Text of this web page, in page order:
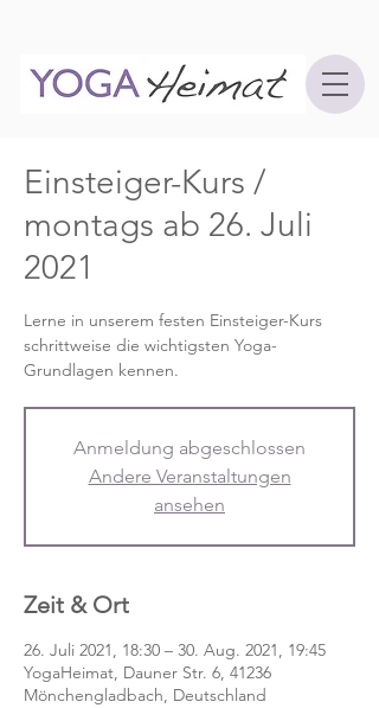
Einsteiger-Kurs /
montags ab 26. Juli
2021
Lerne in unserem festen Einsteiger-Kurs
schrittweise die wichtigsten Yoga-
Grundlagen kennen.
Anmeldung abgeschlossen
Andere Veranstaltungen
ansehen
Zeit & Ort
26. Juli 2021, 18:30 – 30. Aug. 2021, 19:45
YogaHeimat, Dauner Str. 6, 41236
Mönchengladbach, Deutschland